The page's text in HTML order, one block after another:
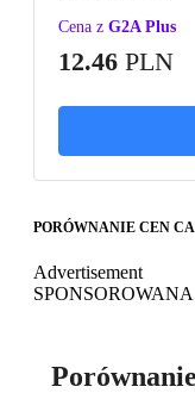
Cena z G2A Plus
12.46 PLN
PORÓWNANIE CEN
Advertisement
SPONSOROWANA